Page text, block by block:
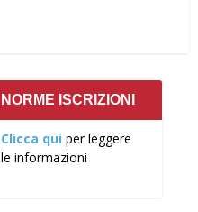
NORME ISCRIZIONI
Clicca qui per leggere
le informazioni